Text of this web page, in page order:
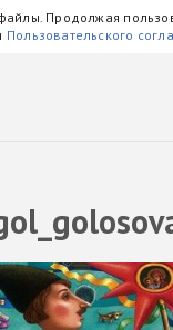
Продолжая
Пользовательского